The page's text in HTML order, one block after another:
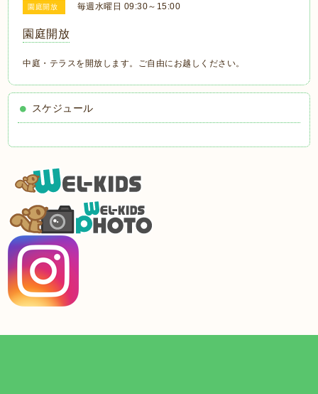
園庭開放 毎週水曜日 09:30～15:00
園庭開放
中庭・テラスを開放します。ご自由にお越しください。
スケジュール